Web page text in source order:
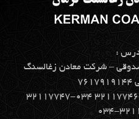
:
صدوقي – شركت معادن زغالسنگ